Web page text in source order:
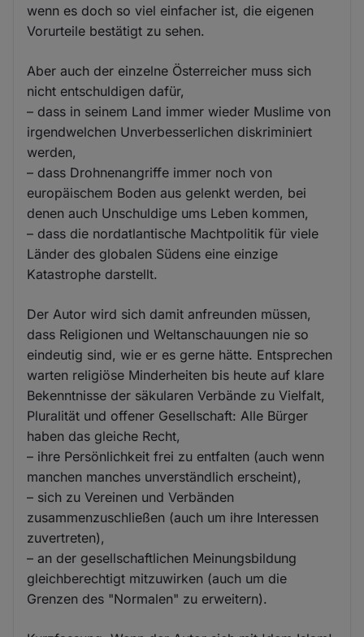
wenn es doch so viel einfacher ist, die eigenen
Vorurteile bestätigt zu sehen.
Aber auch der einzelne Österreicher muss sich
nicht entschuldigen dafür,
– dass in seinem Land immer wieder Muslime von
irgendwelchen Unverbesserlichen diskriminiert
werden,
– dass Drohnenangriffe immer noch von
europäischem Boden aus gelenkt werden, bei
denen auch Unschuldige ums Leben kommen,
– dass die nordatlantische Machtpolitik für viele
Länder des globalen Südens eine einzige
Katastrophe darstellt.
Der Autor wird sich damit anfreunden müssen,
dass Religionen und Weltanschauungen nie so
eindeutig sind, wie er es gerne hätte. Entsprechen
warten religiöse Minderheiten bis heute auf klare
Bekenntnisse der säkularen Verbände zu Vielfalt,
Pluralität und offener Gesellschaft: Alle Bürger
haben das gleiche Recht,
– ihre Persönlichkeit frei zu entfalten (auch wenn
manchen manches unverständlich erscheint),
– sich zu Vereinen und Verbänden
zusammenzuschließen (auch um ihre Interessen
zuvertreten),
– an der gesellschaftlichen Meinungsbildung
gleichberechtigt mitzuwirken (auch um die
Grenzen des "Normalen" zu erweitern).